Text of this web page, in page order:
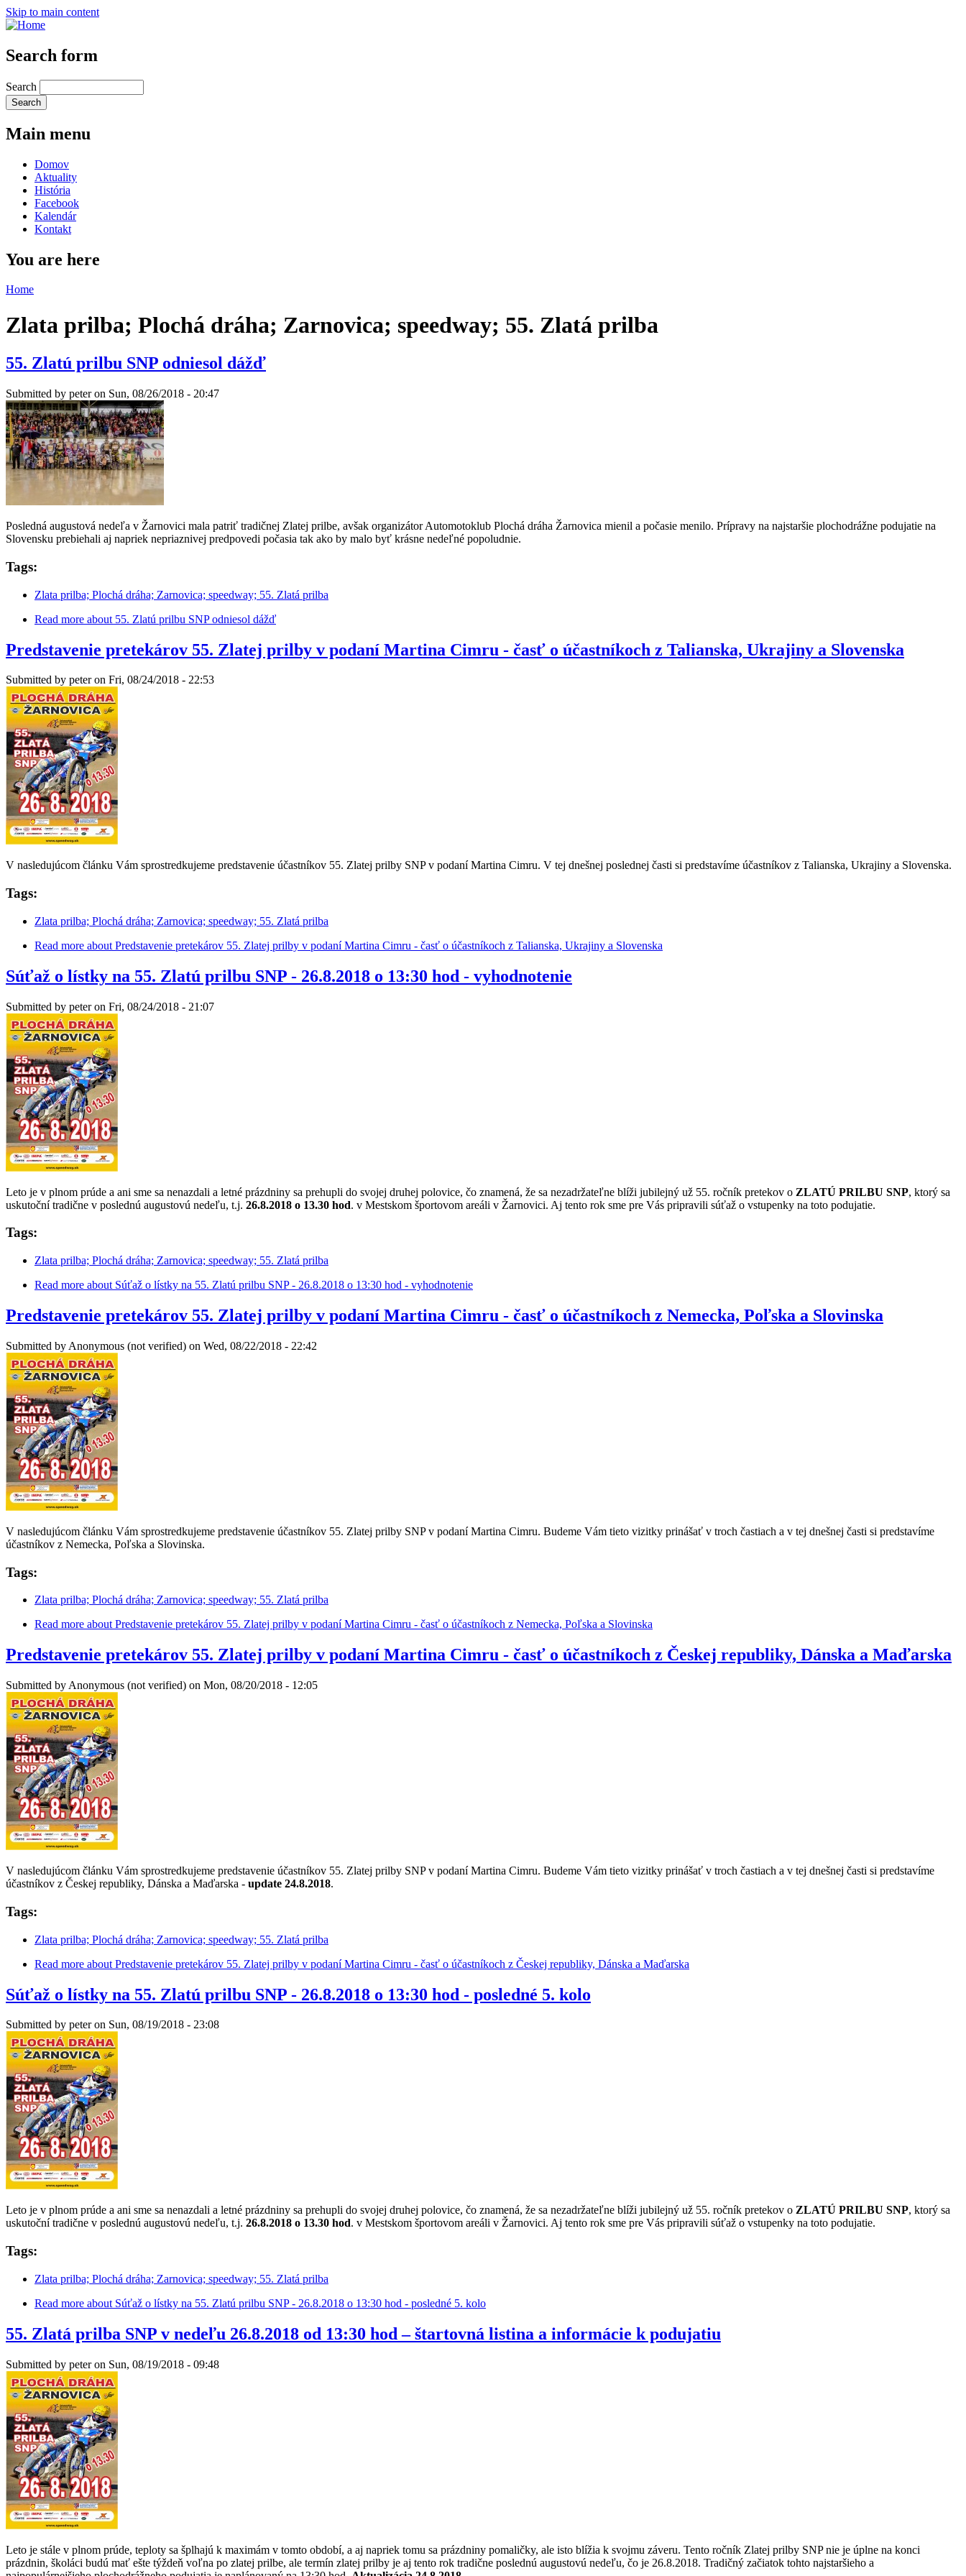
Skip to main content
Search form
Search
Main menu
Domov
Aktuality
História
Facebook
Kalendár
Kontakt
You are here
Home
Zlata prilba; Plochá dráha; Zarnovica; speedway; 55. Zlatá prilba
55. Zlatú prilbu SNP odniesol dážď
Submitted by peteron Sun, 08/26/2018 - 20:47
Posledná augustová nedeľa v Žarnovici mala patriť tradičnej Zlatej prilbe, avšak organizátor Automotoklub Plochá dráha Žarnovica mienil a počasie menilo. Prípravy na najstaršie plochodrážne podujatie na
Slovensku prebiehali aj napriek nepriaznivej predpovedi počasia tak ako by malo byť krásne nedeľné popoludnie.
Tags:
Zlata prilba; Plochá dráha; Zarnovica; speedway; 55. Zlatá prilba
Read more about 55. Zlatú prilbu SNP odniesol dážď
Predstavenie pretekárov 55. Zlatej prilby v podaní Martina Cimru - časť o účastníkoch z Talianska, Ukrajiny a Slovenska
Submitted by peteron Fri, 08/24/2018 - 22:53
V nasledujúcom článku Vám sprostredkujeme predstavenie účastníkov 55. Zlatej prilby SNP v podaní Martina Cimru. V tej dnešnej poslednej časti si predstavíme účastníkov z Talianska, Ukrajiny a Slovenska.
Tags:
Zlata prilba; Plochá dráha; Zarnovica; speedway; 55. Zlatá prilba
Read more about Predstavenie pretekárov 55. Zlatej prilby v podaní Martina Cimru - časť o účastníkoch z Talianska, Ukrajiny a Slovenska
Súťaž o lístky na 55. Zlatú prilbu SNP - 26.8.2018 o 13:30 hod - vyhodnotenie
Submitted by peteron Fri, 08/24/2018 - 21:07
Leto je v plnom prúde a ani sme sa nenazdali a letné prázdniny sa prehupli do svojej druhej polovice, čo znamená, že sa nezadržateľne blíži jubilejný už 55. ročník pretekov o ZLATÚ PRILBU SNP, ktorý sa
uskutoční tradične v poslednú augustovú nedeľu, t.j. 26.8.2018 o 13.30 hod. v Mestskom športovom areáli v Žarnovici. Aj tento rok sme pre Vás pripravili súťaž o vstupenky na toto podujatie.
Tags:
Zlata prilba; Plochá dráha; Zarnovica; speedway; 55. Zlatá prilba
Read more about Súťaž o lístky na 55. Zlatú prilbu SNP - 26.8.2018 o 13:30 hod - vyhodnotenie
Predstavenie pretekárov 55. Zlatej prilby v podaní Martina Cimru - časť o účastníkoch z Nemecka, Poľska a Slovinska
Submitted by Anonymous (not verified) on Wed, 08/22/2018 - 22:42
V nasledujúcom článku Vám sprostredkujeme predstavenie účastníkov 55. Zlatej prilby SNP v podaní Martina Cimru. Budeme Vám tieto vizitky prinášať v troch častiach a v tej dnešnej časti si predstavíme
účastníkov z Nemecka, Poľska a Slovinska.
Tags:
Zlata prilba; Plochá dráha; Zarnovica; speedway; 55. Zlatá prilba
Read more about Predstavenie pretekárov 55. Zlatej prilby v podaní Martina Cimru - časť o účastníkoch z Nemecka, Poľska a Slovinska
Predstavenie pretekárov 55. Zlatej prilby v podaní Martina Cimru - časť o účastníkoch z Českej republiky, Dánska a Maďarska
Submitted by Anonymous (not verified) on Mon, 08/20/2018 - 12:05
V nasledujúcom článku Vám sprostredkujeme predstavenie účastníkov 55. Zlatej prilby SNP v podaní Martina Cimru. Budeme Vám tieto vizitky prinášať v troch častiach a v tej dnešnej časti si predstavíme
účastníkov z Českej republiky, Dánska a Maďarska - update 24.8.2018.
Tags:
Zlata prilba; Plochá dráha; Zarnovica; speedway; 55. Zlatá prilba
Read more about Predstavenie pretekárov 55. Zlatej prilby v podaní Martina Cimru - časť o účastníkoch z Českej republiky, Dánska a Maďarska
Súťaž o lístky na 55. Zlatú prilbu SNP - 26.8.2018 o 13:30 hod - posledné 5. kolo
Submitted by peteron Sun, 08/19/2018 - 23:08
Leto je v plnom prúde a ani sme sa nenazdali a letné prázdniny sa prehupli do svojej druhej polovice, čo znamená, že sa nezadržateľne blíži jubilejný už 55. ročník pretekov o ZLATÚ PRILBU SNP, ktorý sa
uskutoční tradične v poslednú augustovú nedeľu, t.j. 26.8.2018 o 13.30 hod. v Mestskom športovom areáli v Žarnovici. Aj tento rok sme pre Vás pripravili súťaž o vstupenky na toto podujatie.
Tags:
Zlata prilba; Plochá dráha; Zarnovica; speedway; 55. Zlatá prilba
Read more about Súťaž o lístky na 55. Zlatú prilbu SNP - 26.8.2018 o 13:30 hod - posledné 5. kolo
55. Zlatá prilba SNP v nedeľu 26.8.2018 od 13:30 hod – štartovná listina a informácie k podujatiu
Submitted by peteron Sun, 08/19/2018 - 09:48
Leto je stále v plnom prúde, teploty sa šplhajú k maximám v tomto období, a aj napriek tomu sa prázdniny pomaličky, ale isto blížia k svojmu záveru. Tento ročník Zlatej prilby SNP nie je úplne na konci
prázdnin, školáci budú mať ešte týždeň voľna po zlatej prilbe, ale termín zlatej prilby je aj tento rok tradične poslednú augustovú nedeľu, čo je 26.8.2018. Tradičný začiatok tohto najstaršieho a